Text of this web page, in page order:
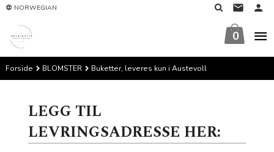
Gå
innholdet
NORWEGIAN
0
Forside BLOMSTER Buketter, leveres kun i Austevoll
LEGG TIL
LEVRINGSADRESSE HER: